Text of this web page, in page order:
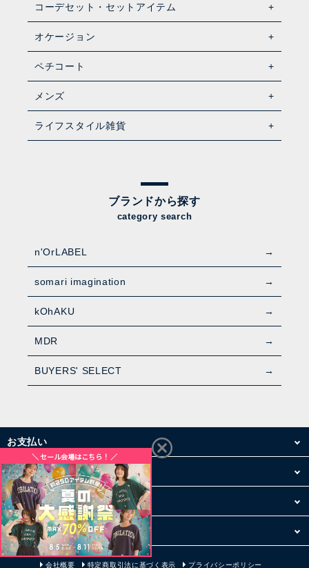
コーデセット・セットアイテム
オケージョン
ペチコート
メンズ
ライフスタイル雑貨
ブランドから探す
category search
n'OrLABEL
somari imagination
kOhAKU
MDR
BUYERS' SELECT
お支払い
配送・送料
お買い物について
その他
会社概要 特定商取引法に基づく表示 プライバシーポリシー